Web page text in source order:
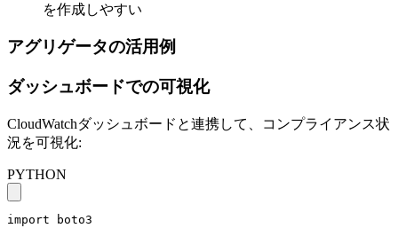
を作成しやすい
アグリゲータの活用例
ダッシュボードでの可視化
CloudWatchダッシュボードと連携して、コンプライアンス状
況を可視化:
PYTHON
import boto3